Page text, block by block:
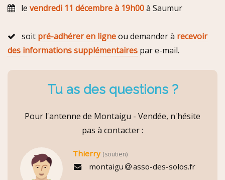
le vendredi 11 décembre à 19h00à Saumur
soit pré-adhérer en ligneou demander à recevoir
des informations supplémentaires par e-mail.
Tu as des questions ?
Pour l'antenne de Montaigu - Vendée, n'hésite
pas à contacter :
Thierry (soutien)
montaigu asso-des-solos.fr